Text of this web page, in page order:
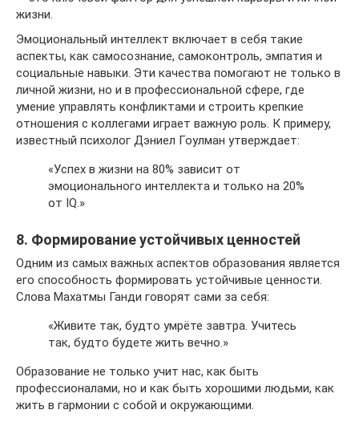
жизни.
Эмоциональный интеллект включает в себя такие
аспекты, как самосознание, самоконтроль, эмпатия и
социальные навыки. Эти качества помогают не только в
личной жизни, но и в профессиональной сфере, где
умение управлять конфликтами и строить крепкие
отношения с коллегами играет важную роль. К примеру,
известный психолог Дэниел Гоулман утверждает:
«Успех в жизни на 80% зависит от
эмоционального интеллекта и только на 20%
от IQ.»
8. Формирование устойчивых ценностей
Одним из самых важных аспектов образования является
его способность формировать устойчивые ценности.
Слова Махатмы Ганди говорят сами за себя:
«Живите так, будто умрёте завтра. Учитесь
так, будто будете жить вечно.»
Образование не только учит нас, как быть
профессионалами, но и как быть хорошими людьми, как
жить в гармонии с собой и окружающими.